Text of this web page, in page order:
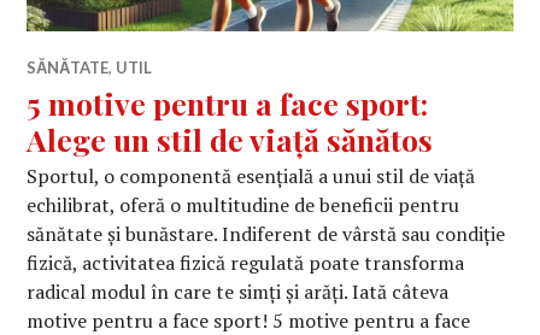
SĂNĂTATE, UTIL
5 motive pentru a face sport:
Alege un stil de viață sănătos
Sportul, o componentă esențială a unui stil de viață
echilibrat, oferă o multitudine de beneficii pentru
sănătate și bunăstare. Indiferent de vârstă sau condiție
fizică, activitatea fizică regulată poate transforma
radical modul în care te simți și arăți. Iată câteva
motive pentru a face sport! 5 motive pentru a face